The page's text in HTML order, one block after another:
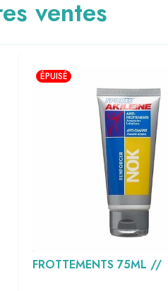
ventes
ÉPUISÉ
AKILEINE SPORT NOK
FROTTEMENTS 75ML //